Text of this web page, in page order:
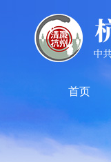
首页